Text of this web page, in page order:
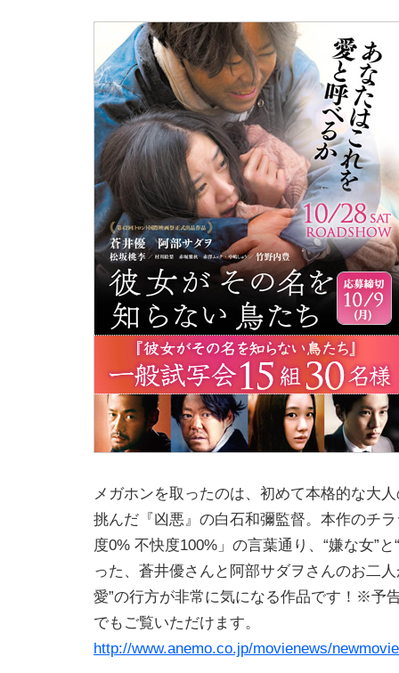
メガホンを取ったのは、初めて本格的な大
挑んだ『凶悪』の白石和彌監督。本作のチ
度0% 不快度100%」の言葉通り、“嫌な女”
った、蒼井優さんと阿部サダヲさんのお二
愛”の行方が非常に気になる作品です！※予
でもご覧いただけます。
http://www.anemo.co.jp/movienews/